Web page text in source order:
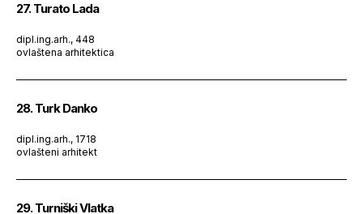
27. Turato Lada
dipl.ing.arh., 448
ovlaštena arhitektica
28. Turk Danko
dipl.ing.arh., 1718
ovlašteni arhitekt
29. Turniški Vlatka